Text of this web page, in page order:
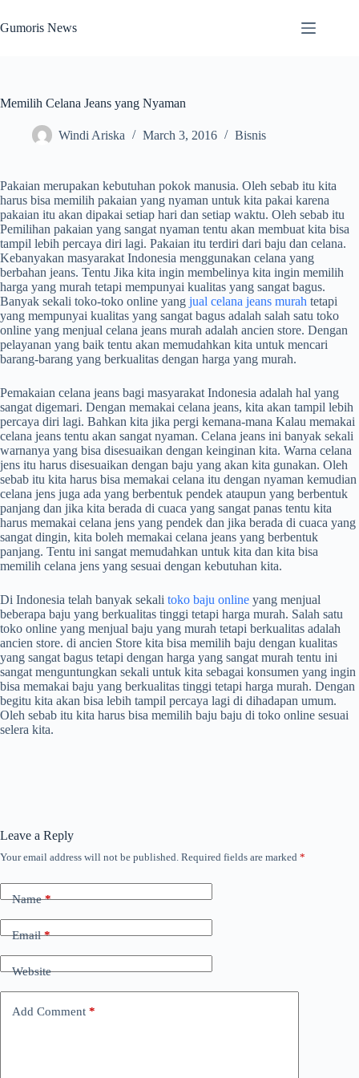
to
content
Gumoris News
Memilih Celana Jeans yang Nyaman
Windi Ariska March 3, 2016 Bisnis
Pakaian merupakan kebutuhan pokok manusia. Oleh sebab itu kita
harus bisa memilih pakaian yang nyaman untuk kita pakai karena
pakaian itu akan dipakai setiap hari dan setiap waktu. Oleh sebab itu
Pemilihan pakaian yang sangat nyaman tentu akan membuat kita bisa
tampil lebih percaya diri lagi. Pakaian itu terdiri dari baju dan celana.
Kebanyakan masyarakat Indonesia menggunakan celana yang
berbahan jeans. Tentu Jika kita ingin membelinya kita ingin memilih
harga yang murah tetapi mempunyai kualitas yang sangat bagus.
Banyak sekali toko-toko online yang jual celana jeans murah tetapi
yang mempunyai kualitas yang sangat bagus adalah salah satu toko
online yang menjual celana jeans murah adalah ancien store. Dengan
pelayanan yang baik tentu akan memudahkan kita untuk mencari
barang-barang yang berkualitas dengan harga yang murah.
Pemakaian celana jeans bagi masyarakat Indonesia adalah hal yang
sangat digemari. Dengan memakai celana jeans, kita akan tampil lebih
percaya diri lagi. Bahkan kita jika pergi kemana-mana Kalau memakai
celana jeans tentu akan sangat nyaman. Celana jeans ini banyak sekali
warnanya yang bisa disesuaikan dengan keinginan kita. Warna celana
jens itu harus disesuaikan dengan baju yang akan kita gunakan. Oleh
sebab itu kita harus bisa memakai celana itu dengan nyaman kemudian
celana jens juga ada yang berbentuk pendek ataupun yang berbentuk
panjang dan jika kita berada di cuaca yang sangat panas tentu kita
harus memakai celana jens yang pendek dan jika berada di cuaca yang
sangat dingin, kita boleh memakai celana jeans yang berbentuk
panjang. Tentu ini sangat memudahkan untuk kita dan kita bisa
memilih celana jens yang sesuai dengan kebutuhan kita.
Di Indonesia telah banyak sekali toko baju online yang menjual
beberapa baju yang berkualitas tinggi tetapi harga murah. Salah satu
toko online yang menjual baju yang murah tetapi berkualitas adalah
ancien store. di ancien Store kita bisa memilih baju dengan kualitas
yang sangat bagus tetapi dengan harga yang sangat murah tentu ini
sangat menguntungkan sekali untuk kita sebagai konsumen yang ingin
bisa memakai baju yang berkualitas tinggi tetapi harga murah. Dengan
begitu kita akan bisa lebih tampil percaya lagi di dihadapan umum.
Oleh sebab itu kita harus bisa memilih baju baju di toko online sesuai
selera kita.
Leave a Reply
Your email address will not be published. Required fields are marked *
Name*
Email*
Website
Add Comment *